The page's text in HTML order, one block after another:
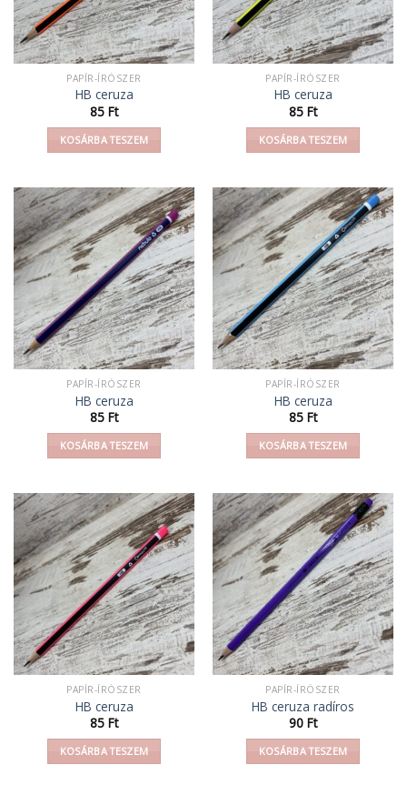
PAPÍR-ÍRÓSZER
HB ceruza
85 Ft
KOSÁRBA TESZEM
PAPÍR-ÍRÓSZER
HB ceruza
85 Ft
KOSÁRBA TESZEM
PAPÍR-ÍRÓSZER
HB ceruza
85 Ft
KOSÁRBA TESZEM
PAPÍR-ÍRÓSZER
HB ceruza
85 Ft
KOSÁRBA TESZEM
PAPÍR-ÍRÓSZER
HB ceruza
85 Ft
KOSÁRBA TESZEM
PAPÍR-ÍRÓSZER
HB ceruza radíros
90 Ft
KOSÁRBA TESZEM